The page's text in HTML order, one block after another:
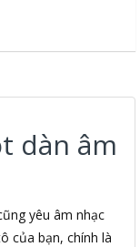
dàn âm
yêu âm nhạc
của bạn, chính là